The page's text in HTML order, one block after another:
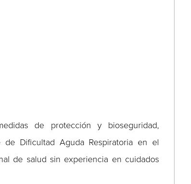
de protección y bioseguridad,
de Dificultad Aguda Respiratoria en el
de salud sin experiencia en cuidados